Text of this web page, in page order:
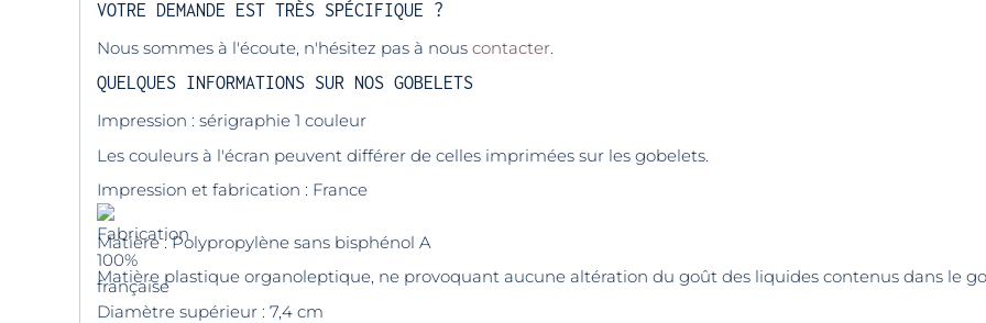
VOTRE DEMANDE EST TRÈS SPÉCIFIQUE ?
Nous sommes à l'écoute, n'hésitez pas à nous contacter.
QUELQUES INFORMATIONS SUR NOS GOBELETS
Impression : sérigraphie 1 couleur
Les couleurs à l'écran peuvent différer de celles imprimées sur les gobelets.
Impression et fabrication : France
Matière : Polypropylène sans bisphénol A
Matière plastique organoleptique, ne provoquant aucune altération du goût des liquides contenus dans le
Diamètre supérieur : 7,4 cm